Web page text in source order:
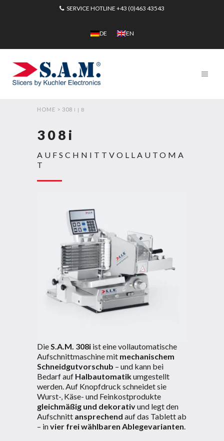
SERVICE HOTLINE +43 (0)463 43543
DE EN
HOME > 308 I | B
308i
AUFSCHNITTVOLLAUTOMA
T
DieS.A.M. 308i ist eine vollautomatische
Aufschnittmaschine mit mechanischem
Schneidgutvorschub – und kann bei
Bedarf auf Halbautomatikumgestellt
werden. Auf Knopfdruck schneidet sie
Wurst-, Käse- und Feinkostprodukte
gleichmäßig und dekorativund legt den
Aufschnitt ansprechend auf das Tablett ab
– invier frei wählbaren Ablegevarianten.